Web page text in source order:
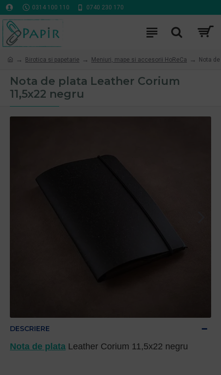
0314 100 110 0740 230 170
Birotica si papetarie Meniuri, mape si accesorii HoReCa Nota
Nota de plata Leather Corium
11,5x22 negru
DESCRIERE
Nota de plata Leather Corium 11,5x22 negru